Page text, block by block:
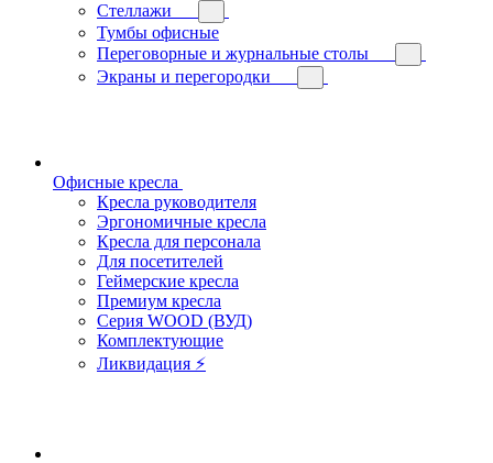
Стеллажи
Тумбы офисные
Переговорные и журнальные столы
Экраны и перегородки
Офисные кресла
Кресла руководителя
Эргономичные кресла
Кресла для персонала
Для посетителей
Геймерские кресла
Премиум кресла
Серия WOOD (ВУД)
Комплектующие
Ликвидация ⚡